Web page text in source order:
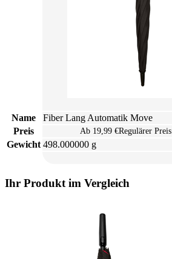
Name Fiber Lang Automatik Move
Preis
Ab 19,99 €Regulärer Preis
Gewicht 498.000000 g
Ihr Produkt im Vergleich